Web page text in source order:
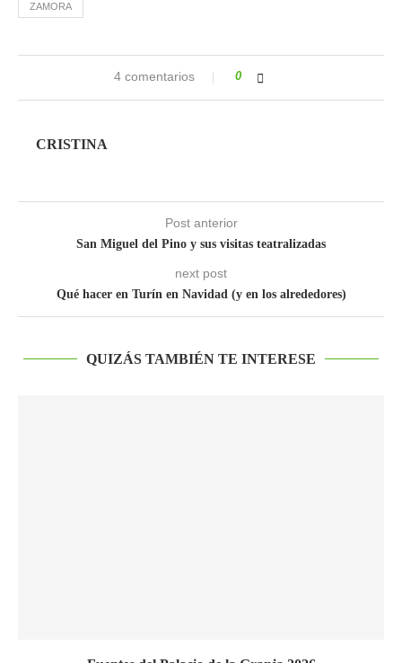
ZAMORA
4 comentarios 0
CRISTINA
Post anterior
San Miguel del Pino y sus visitas teatralizadas
next post
Qué hacer en Turín en Navidad (y en los alrededores)
QUIZÁS TAMBIÉN TE INTERESE